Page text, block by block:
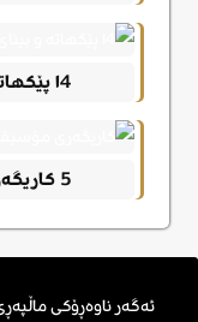
١4 پێکهاتە و بینای سەیر لەسەر زەوی
5 کاریگەری مۆسیقا لەسەر بیرەوەری
ئەگەر ناوەڕۆکی